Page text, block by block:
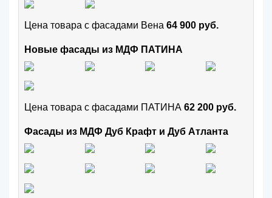
Цена товара с фасадами Вена 64 900 руб.
Новые фасады из МДФ ПАТИНА
Цена товара с фасадами ПАТИНА 62 200 руб.
Фасады из МДФ Дуб Крафт и Дуб Атланта